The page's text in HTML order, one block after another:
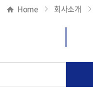
Home 회사소개